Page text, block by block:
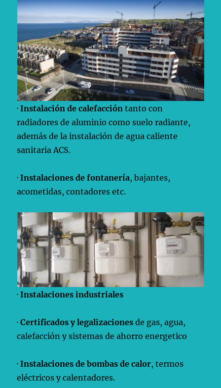
·Instalación de calefacción tanto con
radiadores de aluminio como suelo radiante,
además de la instalación de agua caliente
sanitaria ACS.
·Instalaciones de fontanería, bajantes,
acometidas, contadores etc.
·Instalaciones industriales
·Certificados y legalizaciones de gas, agua,
calefacción y sistemas de ahorro energetico
·Instalaciones de bombas de calor, termos
eléctricos y calentadores.